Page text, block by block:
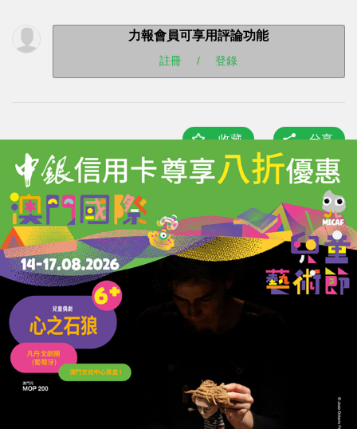
力報會員可享用評論功能
註冊 / 登錄
收藏 分享
上一篇 : 以「餐飲 + 演藝」跨界融合展現澳門多
元旅遊元素
下一篇 : 推動盛事效益惠及社區的建議
相關新聞